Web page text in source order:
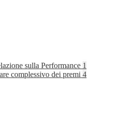
sulla Performance 1
complessivo dei premi 4